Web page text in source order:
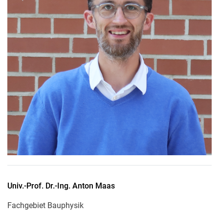
Univ.-Prof. Dr.-Ing. Anton Maas
Fachgebiet Bauphysik